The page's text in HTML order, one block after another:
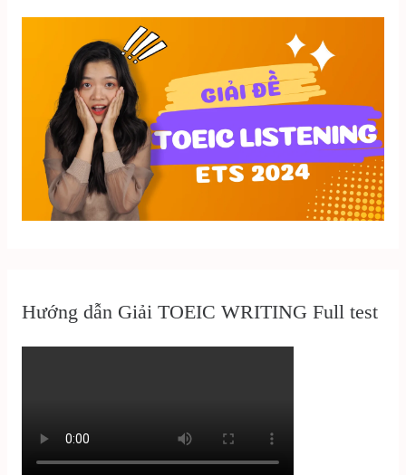
Hướng dẫn Giải TOEIC WRITING Full test